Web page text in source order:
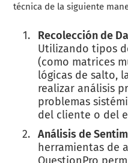
técnica de la siguiente
Recolección de
Utilizando tipos
(como matrices
lógicas de salto,
realizar análisis
problemas
del cliente o del
Análisis de
herramientas de